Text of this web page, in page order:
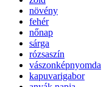
növény
fehér
nőnap
sárga
rózsaszín
vászonképnyomda
kapuvarigabor